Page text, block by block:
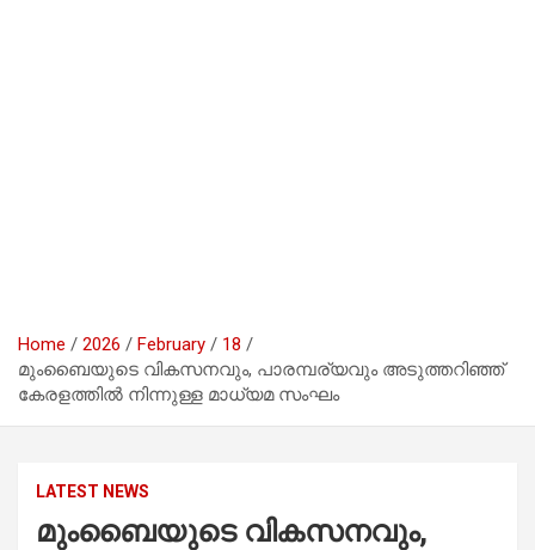
Home 2026 February
18
മുംബൈയുടെ വികസനവും, പാരമ്പര്യവും അടുത്തറിഞ്ഞ്
കേരളത്തിൽ നിന്നുള്ള മാധ്യമ സംഘം
LATEST NEWS
മുംബൈയുടെ വികസനവും,